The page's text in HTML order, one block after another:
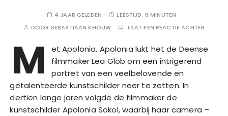
4 JAAR GELEDEN LEESTIJD: 6 MINUTEN
DOOR SEBASTIAAN KHOUW LAAT EEN REACTIE ACHTER
M
et Apolonia, Apolonia lukt het de Deense
filmmaker Lea Glob om een intrigerend
portret van een veelbelovende en
getalenteerde kunstschilder neer te zetten. In
dertien lange jaren volgde de filmmaker de
kunstschilder Apolonia Sokol, waarbij haar camera –